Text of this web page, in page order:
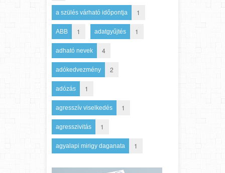
a szülés várható időpontja 1
ABB 1 adatgyűjtés 1
adható nevek 4
adókedvezmény 2
adózás 1
agresszív viselkedés 1
agresszivitás 1
agyalapi mirigy daganata 1